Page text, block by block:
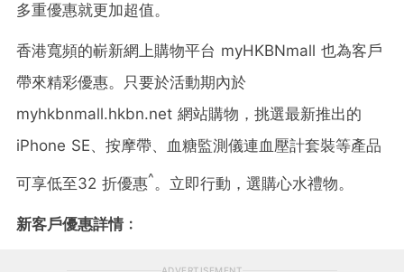
多重優惠就更加超值。
香港寬頻的嶄新網上購物平台 myHKBNmall 也為客戶
帶來精彩優惠。只要於活動期內於
myhkbnmall.hkbn.net 網站購物，挑選最新推出的
iPhone SE、按摩帶、血糖監測儀連血壓計套裝等產品
可享低至32 折優惠^。 立即行動，選購心水禮物。
新客戶優惠詳情﹕